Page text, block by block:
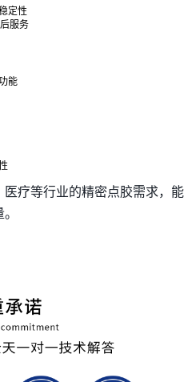
定性
服务
能
疗等行业的精密点胶需求，能